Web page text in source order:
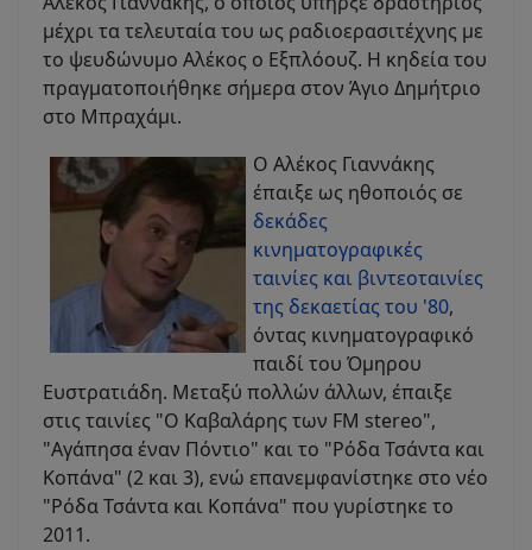
μέχρι τα τελευταία του ως ραδιοερασιτέχνης με
το ψευδώνυμο Αλέκος ο Εξπλόουζ. Η κηδεία του
πραγματοποιήθηκε σήμερα στον Άγιο Δημήτριο
στο Μπραχάμι.
Ο Αλέκος Γιαννάκης
έπαιξε ως ηθοποιός σε
δεκάδες
κινηματογραφικές
ταινίες και βιντεοταινίες
της δεκαετίας του '80,
όντας κινηματογραφικό
παιδί του Όμηρου
Ευστρατιάδη. Μεταξύ πολλών άλλων, έπαιξε
στις ταινίες "Ο Καβαλάρης των FM stereo",
"Αγάπησα έναν Πόντιο" και το "Ρόδα Τσάντα και
Κοπάνα" (2 και 3), ενώ επανεμφανίστηκε στο νέο
"Ρόδα Τσάντα και Κοπάνα" που γυρίστηκε το
2011.